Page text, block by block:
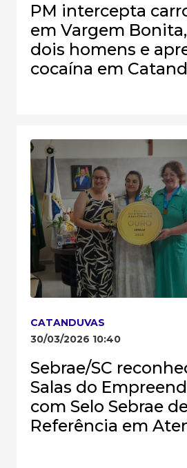
PM intercepta
em Vargem
dois homens e
cocaína em
CATANDUVAS
30/03/2026 10:40
Sebrae/SC
Salas do
com Selo Sebrae
Referência em